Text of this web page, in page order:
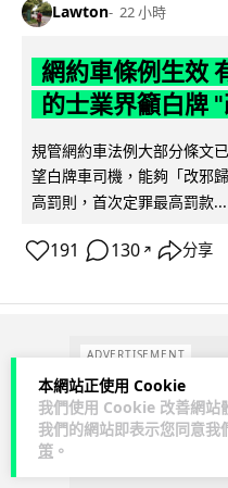
本網站正使用 Cookie
我們使用 Cookie 改善網站
我們的網站即表示您同意我
策 。
Lawton 22 小時
網約車條例生效
的士業界籲白牌
規管網約車法例大部分條文
望白牌車司機，能夠「改邪
高罰則，首次定罪最高罰款...
191 130 ↗ 分享
ADVERTISEMENT